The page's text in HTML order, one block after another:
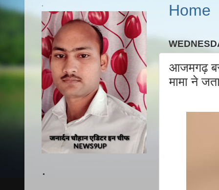
Home
आजमगढ़
मामा ने
.
.